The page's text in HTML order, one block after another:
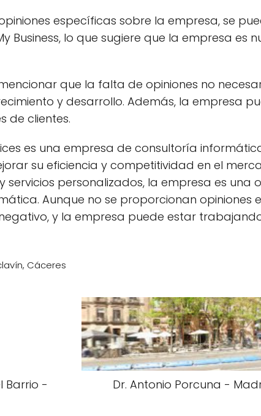
específicas sobre la empresa, se
Business, lo que sugiere que la empresa es
que la falta de opiniones no
y desarrollo. Además, la empresa
de clientes.
es una empresa de consultoría
su eficiencia y competitividad en el
personalizados, la empresa es
Aunque no se proporcionan opiniones
y la empresa puede estar
Cáceres
Barrio -
Dr. Antonio Porcuna -